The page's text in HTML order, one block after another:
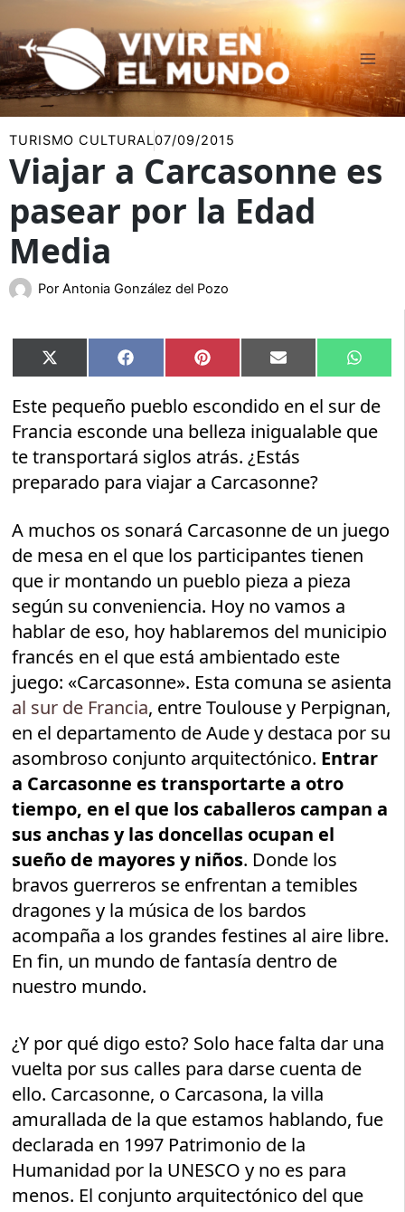
al
contenido
TURISMO CULTURAL07/09/2015
Viajar a Carcasonne es
pasear por la Edad
Media
Por Antonia González del Pozo
Compartir
en
X
(Twitter)
Compartir
en
Facebook Compartir
en
Pinterest Compartir
en
Email
en
Este pequeño pueblo escondido en el sur de
Francia esconde una belleza inigualable que
te transportará siglos atrás. ¿Estás
preparado para viajar a Carcasonne?
A muchos os sonará Carcasonne de un juego
de mesa en el que los participantes tienen
que ir montando un pueblo pieza a pieza
según su conveniencia. Hoy no vamos a
hablar de eso, hoy hablaremos del municipio
francés en el que está ambientado este
juego: «Carcasonne». Esta comuna se asienta
al sur de Francia, entre Toulouse y Perpignan,
en el departamento de Aude y destaca por su
asombroso conjunto arquitectónico. Entrar
a Carcasonne es transportarte a otro
tiempo, en el que los caballeros campan a
sus anchas y las doncellas ocupan el
sueño de mayores y niños. Donde los
bravos guerreros se enfrentan a temibles
dragones y la música de los bardos
acompaña a los grandes festines al aire libre.
En fin, un mundo de fantasía dentro de
nuestro mundo.
¿Y por qué digo esto? Solo hace falta dar una
vuelta por sus calles para darse cuenta de
ello. Carcasonne, o Carcasona, la villa
amurallada de la que estamos hablando, fue
declarada en 1997 Patrimonio de la
Humanidad por la UNESCO y no es para
menos. El conjunto arquitectónico del que